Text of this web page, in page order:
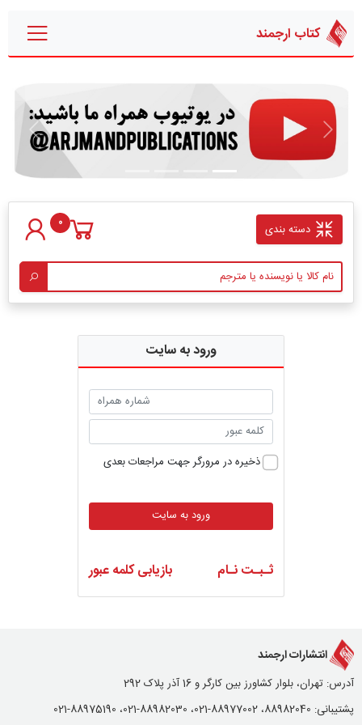
کتاب ارجمند
قبلی بعدی
دسته بندی 0
ورود به سایت
ذخیره در مرورگر جهت مراجعات بعدی
ورود به سایت
ثـبـت نـام بازیابی کلمه عبور
انتشارات ارجمند
آدرس: تهران، بلوار کشاورز بین کارگر و 16 آذر پلاک 292
پشتیبانی: 88982040، 88977002-021، 88982030-021، 88975190-021